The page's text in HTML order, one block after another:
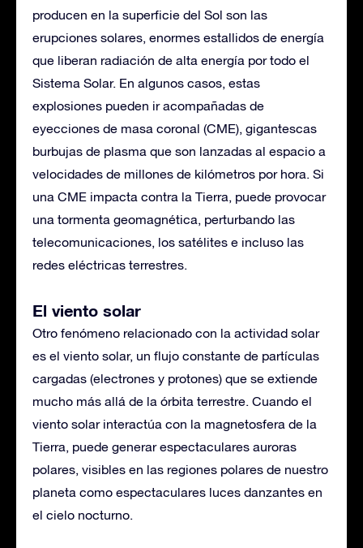
producen en la superficie del Sol son las
erupciones solares, enormes estallidos de energía
que liberan radiación de alta energía por todo el
Sistema Solar. En algunos casos, estas
explosiones pueden ir acompañadas de
eyecciones de masa coronal (CME), gigantescas
burbujas de plasma que son lanzadas al espacio a
velocidades de millones de kilómetros por hora. Si
una CME impacta contra la Tierra, puede provocar
una tormenta geomagnética, perturbando las
telecomunicaciones, los satélites e incluso las
redes eléctricas terrestres.
El viento solar
Otro fenómeno relacionado con la actividad solar
es el viento solar, un flujo constante de partículas
cargadas (electrones y protones) que se extiende
mucho más allá de la órbita terrestre. Cuando el
viento solar interactúa con la magnetosfera de la
Tierra, puede generar espectaculares auroras
polares, visibles en las regiones polares de nuestro
planeta como espectaculares luces danzantes en
el cielo nocturno.